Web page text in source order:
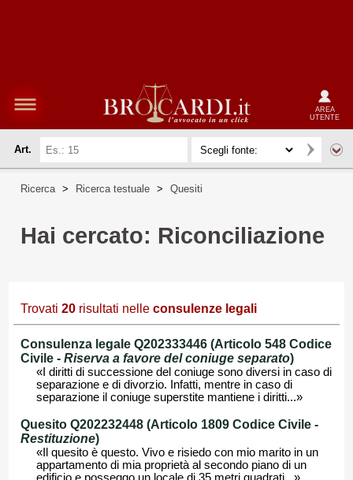
AREA
UTENTE
Art.
Ricerca > Ricerca testuale > Quesiti
Hai cercato: Riconciliazione
Trovati 20 risultati nelle consulenze legali
Consulenza legale Q202333446 (Articolo 548 Codice
Civile - Riserva a favore del coniuge separato)
«I diritti di successione del coniuge sono diversi in caso di
separazione e di divorzio. Infatti, mentre in caso di
separazione il coniuge superstite mantiene i diritti...»
Quesito Q202232448 (Articolo 1809 Codice Civile -
Restituzione)
«Il quesito è questo. Vivo e risiedo con mio marito in un
appartamento di mia proprietà al secondo piano di un